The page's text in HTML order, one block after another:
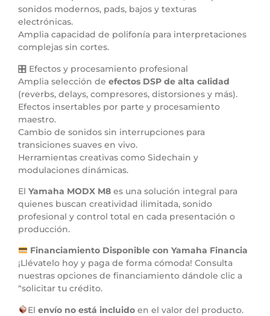
sonidos modernos, pads, bajos y texturas
electrónicas.
Amplia capacidad de polifonía para interpretaciones
complejas sin cortes.
🎛 Efectos y procesamiento profesional
Amplia selección de efectos DSP de alta calidad
(reverbs, delays, compresores, distorsiones y más).
Efectos insertables por parte y procesamiento
maestro.
Cambio de sonidos sin interrupciones para
transiciones suaves en vivo.
Herramientas creativas como Sidechain y
modulaciones dinámicas.
El Yamaha MODX M8 es una solución integral para
quienes buscan creatividad ilimitada, sonido
profesional y control total en cada presentación o
producción.
Financiamiento Disponible con Yamaha Financia
¡Llévatelo hoy y paga de forma cómoda! Consulta
nuestras opciones de financiamiento dándole clic a
“solicitar tu crédito.
El envío no está incluidoen el valor del producto.